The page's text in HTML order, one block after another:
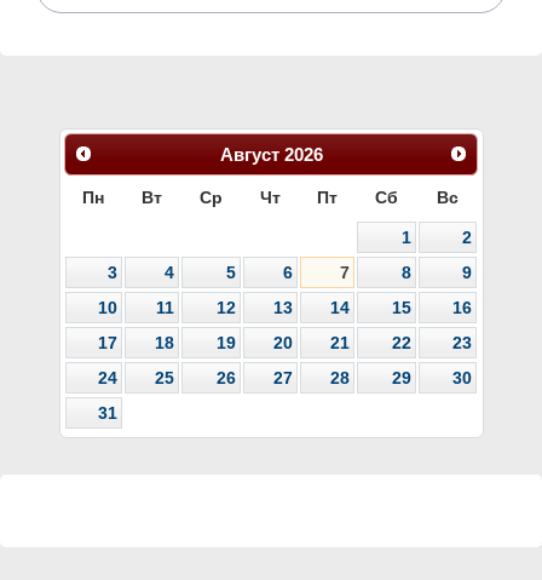
Август 2026
Пн Вт Ср Чт Пт Сб Вс
1
2
3
4 5 6 7 8
9
10
11 12 13 14 15
16
17
18 19 20 21 22
23
24
25 26 27 28 29
30
31